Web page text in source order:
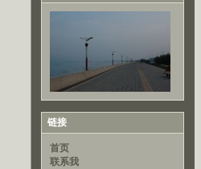
链接
首页
联系我